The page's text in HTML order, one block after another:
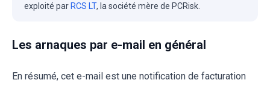
exploité par RCS LT, la société mère de PCRisk.
Les arnaques par e-mail en général
En résumé, cet e-mail est une notification de facturation